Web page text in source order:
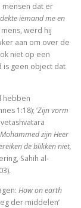
life of Jesus
in Early
uit de hemel
Regine Olson
mensen dat er
iemand me en
werd hij
aan om over de
niet op een
is geen object dat
hebben
1:18); ‘Zijn vorm
zijn Heer
de blikken niet,
Sahih al-
Howon earth
der middelen’